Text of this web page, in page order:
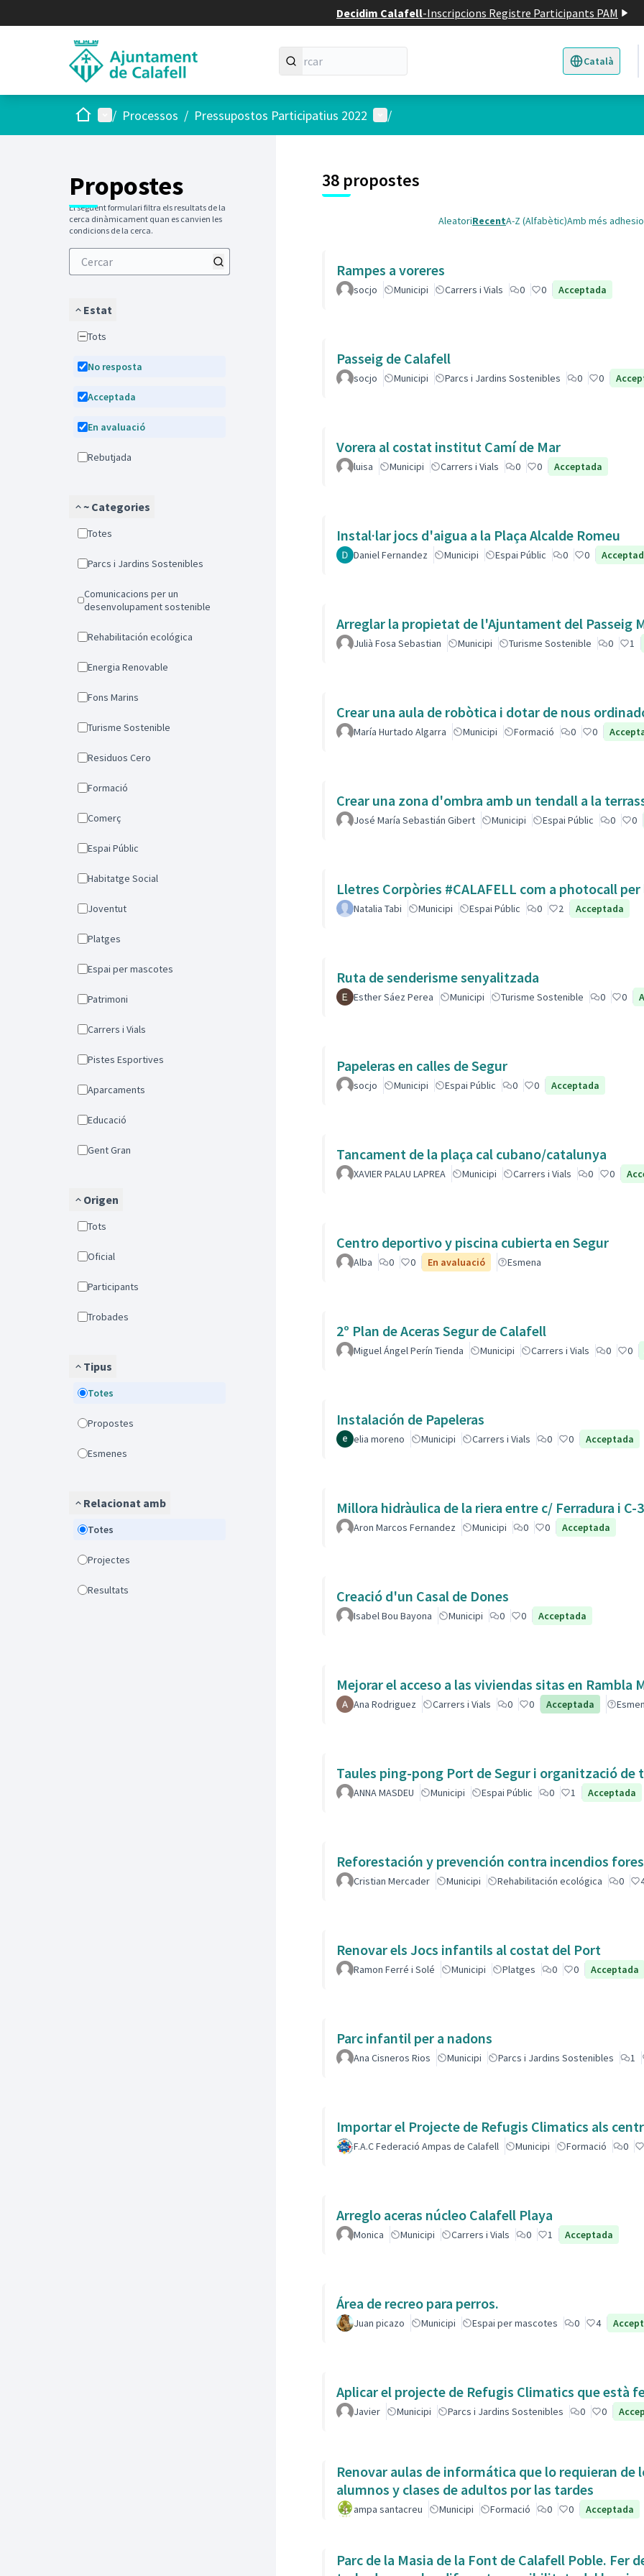
Decidim Calafell-Inscripcions Registre Participants PAM
Català
Triar la llengua
Inici Menú principal
/ Processos / Pressupostos Participatius 2022 Menú d'usuari
/
Propostes
El següent formulari filtra els resultats de la
cerca dinàmicament quan es canvien les
condicions de la cerca.
Estat
Tots
No resposta
Acceptada
En avaluació
Rebutjada
~ Categories
Totes
Parcs i Jardins Sostenibles
Comunicacions per un
desenvolupament sostenible
Rehabilitación ecológica
Energia Renovable
Fons Marins
Turisme Sostenible
Residuos Cero
Formació
Comerç
Espai Públic
Habitatge Social
Joventut
Platges
Espai per mascotes
Patrimoni
Carrers i Vials
Pistes Esportives
Aparcaments
Educació
Gent Gran
Origen
Tots
Oficial
Participants
Trobades
Tipus
Totes
Propostes
Esmenes
Relacionat amb
Totes
Projectes
Resultats
38 propostes
AleatoriRecentA-Z (Alfabètic)Amb més
Rampes a voreres
socjo Municipi Carrers i Vials 0 0 Acceptada
Passeig de Calafell
socjo Municipi Parcs i Jardins Sostenibles 0 0
Vorera al costat institut Camí de Mar
luisa Municipi Carrers i Vials 0 0 Acceptada
Instal·lar jocs d'aigua a la Plaça Alcalde Romeu
Daniel Fernandez Municipi Espai Públic 0 0
Arreglar la propietat de l'Ajuntament del Passeig
Julià Fosa Sebastian Municipi Turisme Sostenible 0 1
Crear una aula de robòtica i dotar de nous
María Hurtado Algarra Municipi Formació 0 0
Crear una zona d'ombra amb un tendall a la
José María Sebastián Gibert Municipi Espai Públic 0 0
Lletres Corpòries #CALAFELL com a photocall
Natalia Tabi Municipi Espai Públic 0 2 Acceptada
Ruta de senderisme senyalitzada
Esther Sáez Perea Municipi Turisme Sostenible 0 0
Papeleras en calles de Segur
socjo Municipi Espai Públic 0 0 Acceptada
Tancament de la plaça cal cubano/catalunya
XAVIER PALAU LAPREA Municipi Carrers i Vials 0 0
Centro deportivo y piscina cubierta en Segur
Alba 0 0 En avaluació Esmena
2º Plan de Aceras Segur de Calafell
Miguel Ángel Perín Tienda Municipi Carrers i Vials 0 0
Instalación de Papeleras
elia moreno Municipi Carrers i Vials 0 0 Acceptada
Millora hidràulica de la riera entre c/ Ferradura i C-
Aron Marcos Fernandez Municipi 0 0 Acceptada
Creació d'un Casal de Dones
Isabel Bou Bayona Municipi 0 0 Acceptada
Mejorar el acceso a las viviendas sitas en
Ana Rodriguez Carrers i Vials 0 0 Acceptada
Taules ping-pong Port de Segur i organització de
ANNA MASDEU Municipi Espai Públic 0 1 Acceptada
Reforestación y prevención contra incendios
Cristian Mercader Municipi Rehabilitación ecológica 0
Renovar els Jocs infantils al costat del Port
Ramon Ferré i Solé Municipi Platges 0 0 Acceptada
Parc infantil per a nadons
Ana Cisneros Rios Municipi Parcs i Jardins Sostenibles 1
Importar el Projecte de Refugis Climatics als
F.A.C Federació Ampas de Calafell Municipi Formació 0
Arreglo aceras núcleo Calafell Playa
Monica Municipi Carrers i Vials 0 1 Acceptada
Área de recreo para perros.
Juan picazo Municipi Espai per mascotes 0 4
Aplicar el projecte de Refugis Climatics que està
Javier Municipi Parcs i Jardins Sostenibles 0 0
Renovar aulas de informática que lo requieran de
alumnos y clases de adultos por las tardes
ampa santacreu Municipi Formació 0 0 Acceptada
Parc de la Masia de la Font de Calafell Poble. Fer